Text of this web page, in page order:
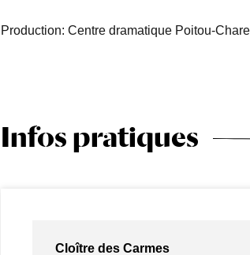
Production: Centre dramatique Poitou-
Infos pratiques
Cloître des Carmes